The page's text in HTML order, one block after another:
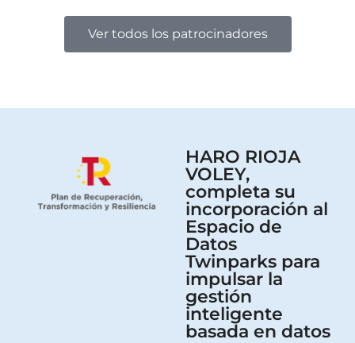
Ver todos los patrocinadores
HARO RIOJA
VOLEY,
completa su
incorporación al
Espacio de
Datos
Twinparks para
impulsar la
gestión
inteligente
basada en datos